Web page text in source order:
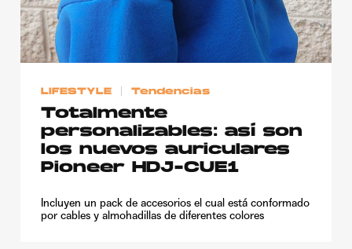
LIFESTYLE Tendencias
Totalmente
personalizables: así son
los nuevos auriculares
Pioneer HDJ-CUE1
Incluyen un pack de accesorios el cual está conformado
por cables y almohadillas de diferentes colores